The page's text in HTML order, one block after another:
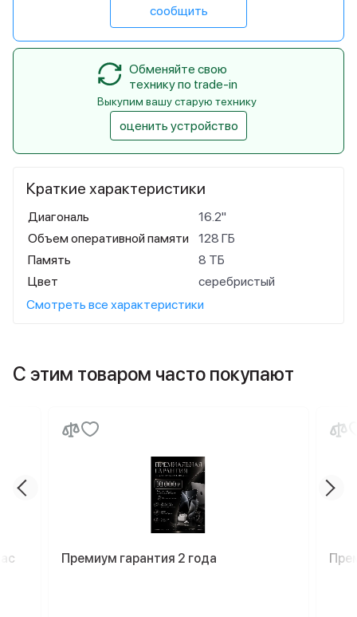
Краткие характеристики
Диагональ
16.2"
Объем оперативной памяти
128 ГБ
Память
8 ТБ
Цвет
серебристый
Смотреть все характеристики
сообщить
Обменяйте свою
технику по trade-in
Выкупим вашу старую технику
оценить устройство
С этим товаром часто покупают
Премиум гарантия 2 года